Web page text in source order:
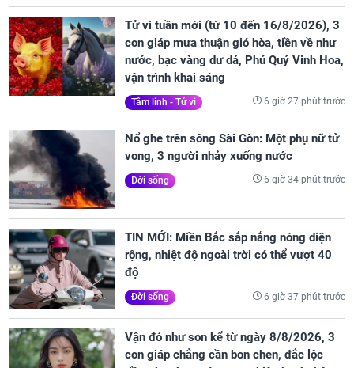
Tử vi tuần mới (từ 10 đến 16/8/2026), 3
con giáp mưa thuận gió hòa, tiền về như
nước, bạc vàng dư dả, Phú Quý Vinh Hoa,
vận trình khai sáng
Tâm linh - Tử vi 6 giờ 27 phút trước
Nổ ghe trên sông Sài Gòn: Một phụ nữ tử
vong, 3 người nhảy xuống nước
Đời sống 6 giờ 34 phút trước
TIN MỚI: Miền Bắc sắp nắng nóng diện
rộng, nhiệt độ ngoài trời có thể vượt 40
độ
Đời sống 6 giờ 37 phút trước
Vận đỏ như son kể từ ngày 8/8/2026, 3
con giáp chẳng cần bon chen, đắc lộc